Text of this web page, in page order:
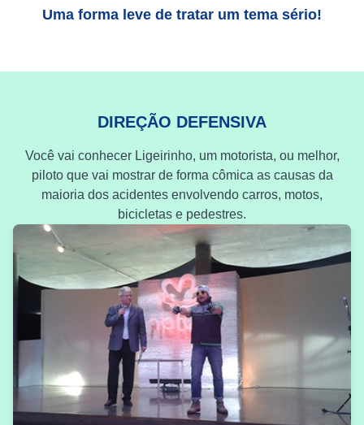
Uma forma leve de tratar um tema sério!
DIREÇÃO DEFENSIVA
Você vai conhecer Ligeirinho, um motorista, ou melhor,
piloto que vai mostrar de forma cômica as causas da
maioria dos acidentes envolvendo carros, motos,
bicicletas e pedestres.